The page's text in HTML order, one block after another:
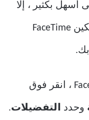
أسهل بكثير ، إلا
أن هذه طريقة أخرى صالحة لتمكين FaceTime
مع فتح نافذة FaceTime ، انقر فوق
وحدد التفضيلات.